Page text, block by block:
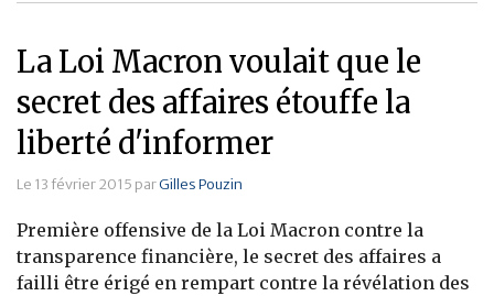
La Loi Macron voulait que le
secret des affaires étouffe la
liberté d'informer
Le 13 février 2015 parGilles Pouzin
Première offensive de la Loi Macron contre la
transparence financière, le secret des affaires a
failli être érigé en rempart contre la révélation des